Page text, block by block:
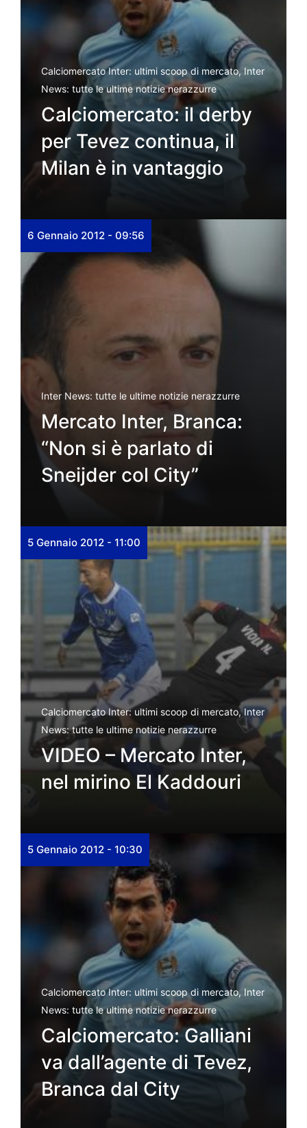
Calciomercato Inter: ultimi scoop di mercato, Inter
News: tutte le ultime notizie nerazzurre
Calciomercato: il derby
per Tevez continua, il
Milan è in vantaggio
6 Gennaio 2012 - 09:56
Inter News: tutte le ultime notizie nerazzurre
Mercato Inter, Branca:
“Non si è parlato di
Sneijder col City”
5 Gennaio 2012 - 11:00
Calciomercato Inter: ultimi scoop di mercato,Inter
News: tutte le ultime notizie nerazzurre
VIDEO – Mercato Inter,
nel mirino El Kaddouri
5 Gennaio 2012 - 10:30
Calciomercato Inter: ultimi scoop di mercato, Inter
News: tutte le ultime notizie nerazzurre
Calciomercato: Galliani
va dall’agente di Tevez,
Branca dal City